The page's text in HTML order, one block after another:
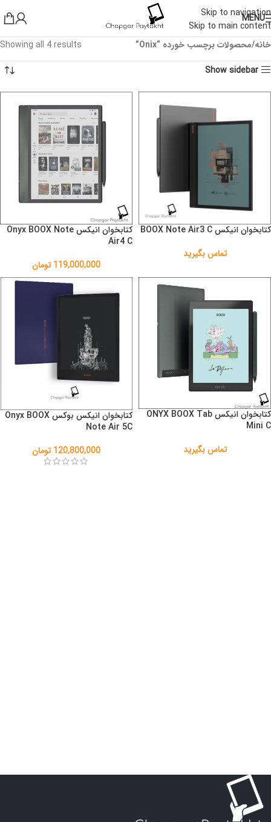
Skip to navigation
Skip to main content
MENU
خانه محصولات برچسب خورده “Onix”
Showing all 4 results
Show sidebar
کتابخوان انیکس BOOX Note Air3 C
تماس بگیرید
کتابخوان انیکس Onyx BOOX Note
Air4 C
119,000,000 تومان
کتابخوان انیکس ONYX BOOX Tab
Mini C
تماس بگیرید
کتابخوان انیکس بوکس Onyx BOOX
Note Air 5C
120,800,000 تومان